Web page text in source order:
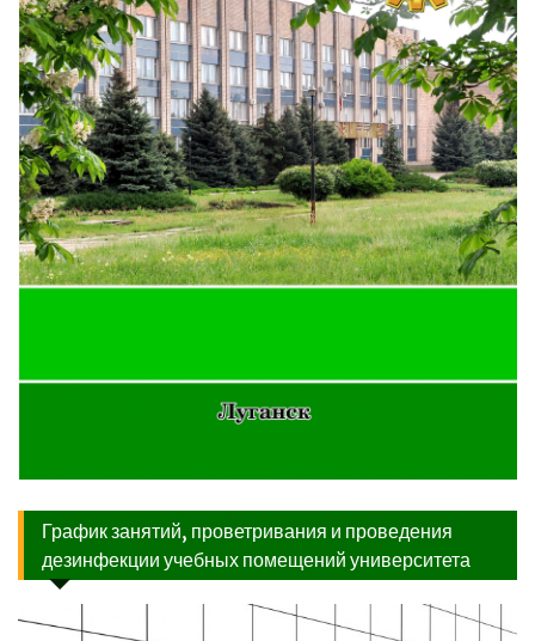
График занятий, проветривания и проведения
дезинфекции учебных помещений университета